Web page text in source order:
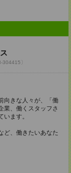
〕
向きな人々が、「働
業、働くスタッフさ
ます。
ど、働きたいあなた